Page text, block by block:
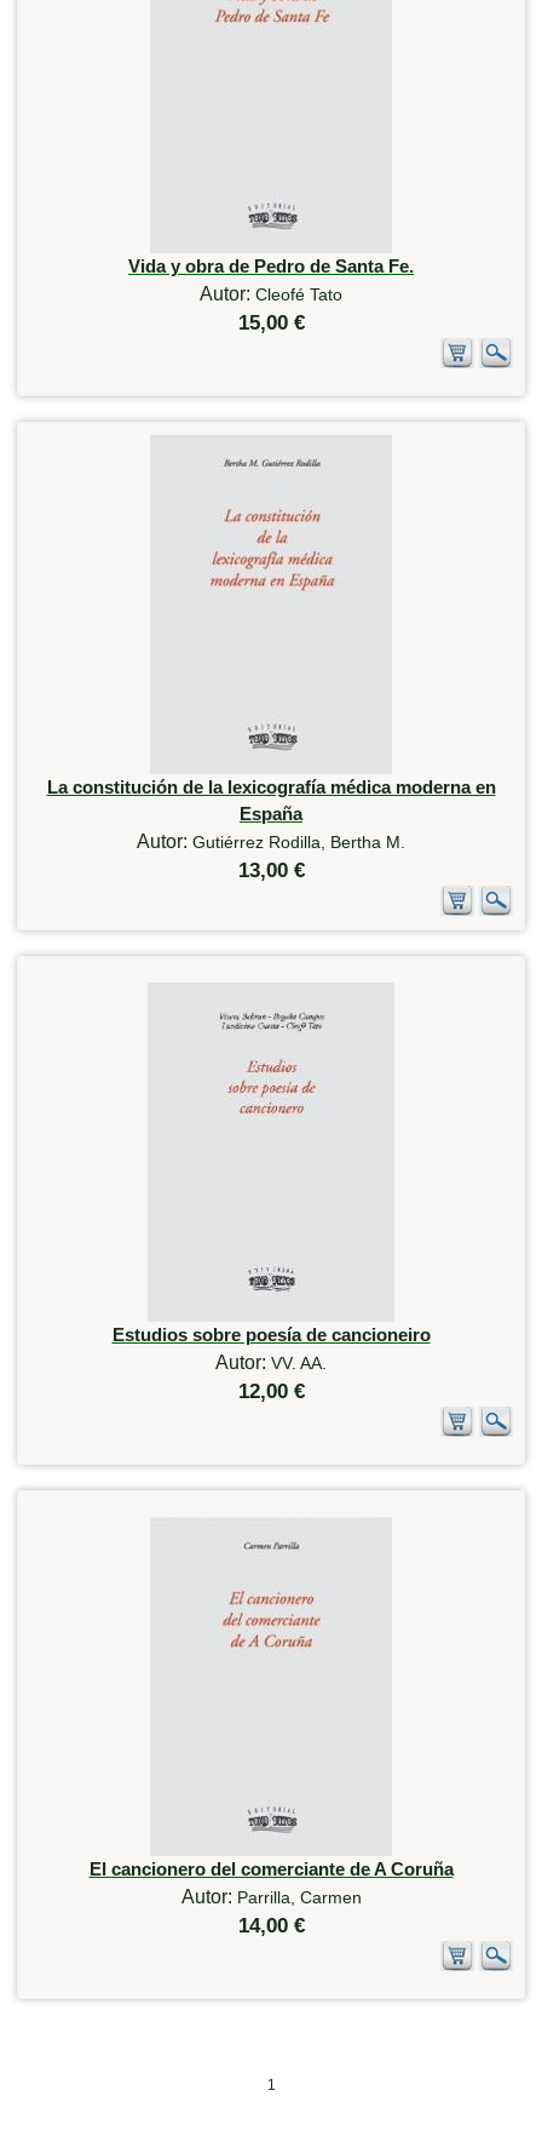
Vida y obra de Pedro de Santa Fe.
Autor: Cleofé Tato
15,00 €
La constitución de la lexicografía médica moderna en
España
Autor: Gutiérrez Rodilla, Bertha M.
13,00 €
Estudios sobre poesía de cancioneiro
Autor: VV. AA.
12,00 €
El cancionero del comerciante de A Coruña
Autor: Parrilla, Carmen
14,00 €
1